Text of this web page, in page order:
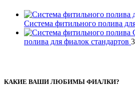
Система фитильного полива
полива для фиалок стандартов
КАКИЕ ВАШИ ЛЮБИМЫ ФИАЛКИ?